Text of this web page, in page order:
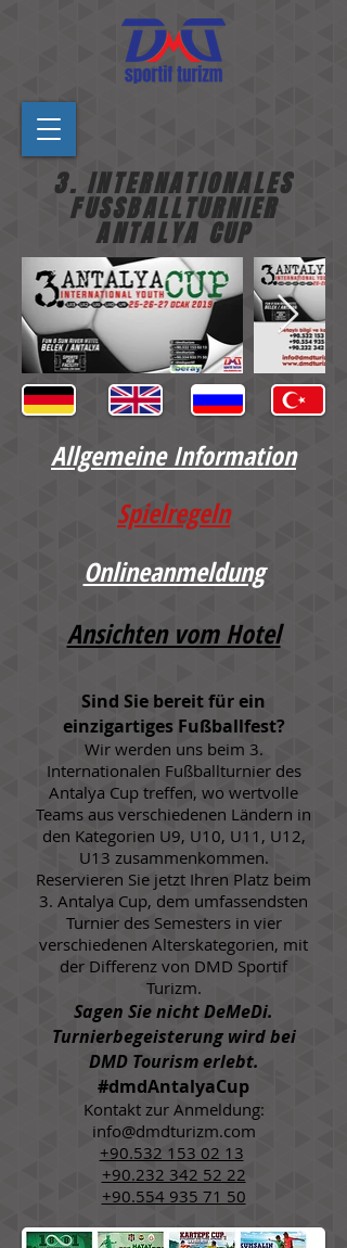
3. INTERNATIONALES
FUSSBALLTURNIER
ANTALYA CUP
Allgemeine Information
Spielregeln
Onlineanmeldung
Ansichten vom Hotel
Sind Sie bereit für ein
einzigartiges Fußballfest?
Wir werden uns beim 3.
Internationalen Fußballturnier des
Antalya Cup treffen, wo wertvolle
Teams aus verschiedenen Ländern in
den Kategorien U9, U10, U11, U12,
U13 zusammenkommen.
Reservieren Sie jetzt Ihren Platz beim
3. Antalya Cup, dem umfassendsten
Turnier des Semesters in vier
verschiedenen Alterskategorien, mit
der Differenz von DMD Sportif
Turizm.
Sagen Sie nicht DeMeDi.
Turnierbegeisterung wird bei
DMD Tourism erlebt.
#dmdAntalyaCup
Kontakt zur Anmeldung:
info@dmdturizm.com
+90.532 153 02 13
+90.232 342 52 22
+90.554 935 71 50